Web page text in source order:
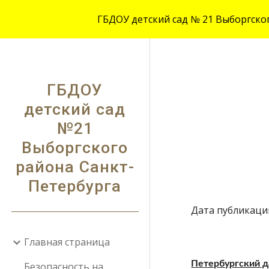
ГБДОУ детский сад № 21
ГБДОУ
детский сад
№21
Выборгского
района Санкт-
Петербурга
Главная страница
Дата
Петербургский